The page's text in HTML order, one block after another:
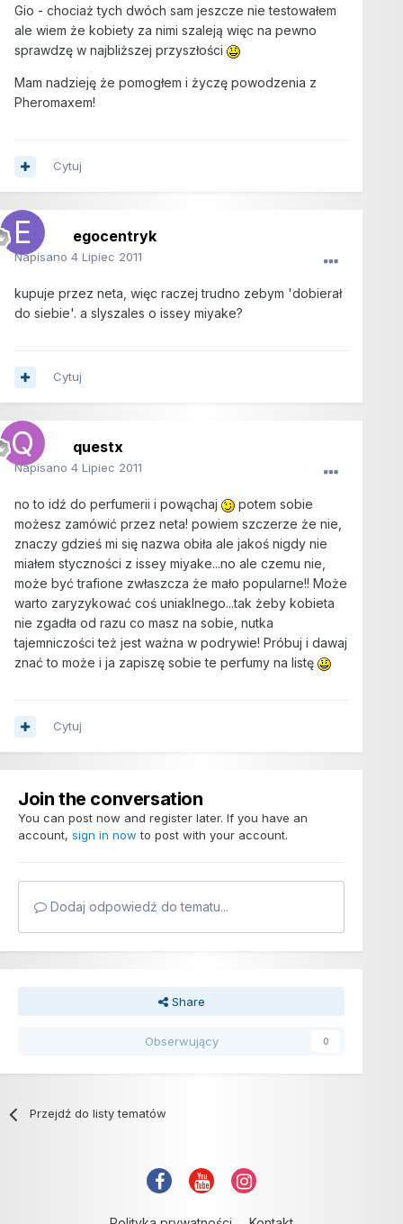
Gio - chociaż tych dwóch sam jeszcze nie testowałem
ale wiem że kobiety za nimi szaleją więc na pewno
sprawdzę w najbliższej przyszłości
Mam nadzieję że pomogłem i życzę powodzenia z
Pheromaxem!
Cytuj
egocentryk
Napisano 4 Lipiec 2011
kupuje przez neta, więc raczej trudno zebym 'dobierał
do siebie'. a slyszales o issey miyake?
Cytuj
questx
Napisano 4 Lipiec 2011
no to idź do perfumerii i powąchaj
potem sobie
możesz zamówić przez neta! powiem szczerze że nie,
znaczy gdzieś mi się nazwa obiła ale jakoś nigdy nie
miałem styczności z issey miyake...no ale czemu nie,
może być trafione zwłaszcza że mało popularne!! Może
warto zaryzykować coś uniaklnego...tak żeby kobieta
nie zgadła od razu co masz na sobie, nutka
tajemniczości też jest ważna w podrywie! Próbuj i dawaj
znać to może i ja zapiszę sobie te perfumy na listę
Cytuj
Join the conversation
You can post now and register later. If you have an
account, sign in now to post with your account.
Dodaj odpowiedź do tematu...
Share
Obserwujący 0
Przejdź do listy tematów